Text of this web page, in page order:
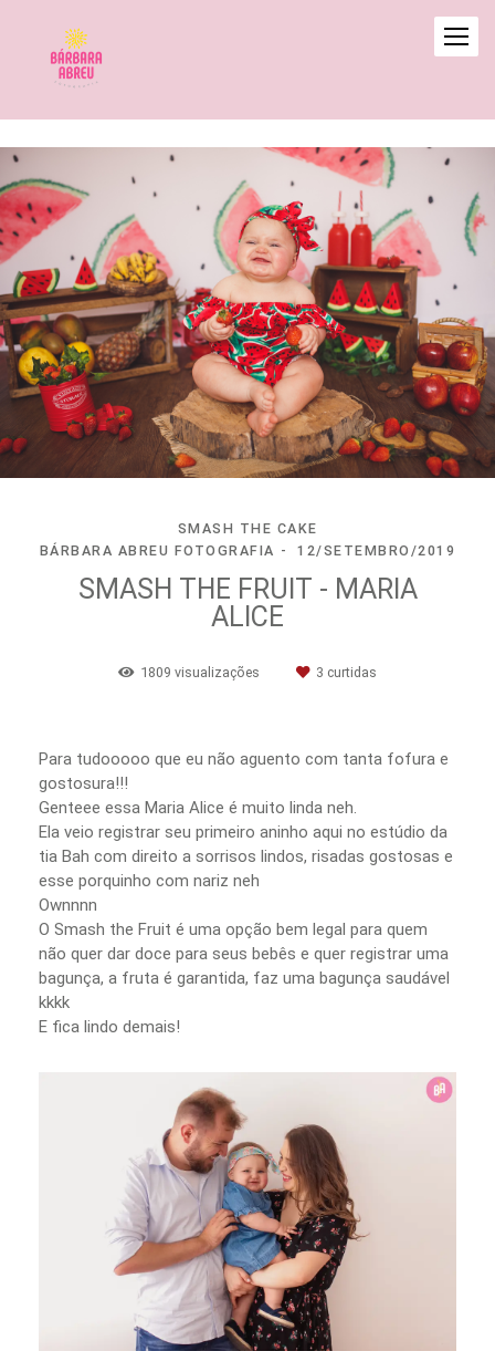
SMASH THE CAKE
BÁRBARA ABREU FOTOGRAFIA
12/SETEMBRO/2019
SMASH THE FRUIT - MARIA
ALICE
1809 visualizações 3 curtidas
Para tudooooo que eu não aguento com tanta fofura e
gostosura!!!
Genteee essa Maria Alice é muito linda neh.
Ela veio registrar seu primeiro aninho aqui no estúdio da
tia Bah com direito a sorrisos lindos, risadas gostosas e
esse porquinho com nariz neh
Ownnnn
O Smash the Fruit é uma opção bem legal para quem
não quer dar doce para seus bebês e quer registrar uma
bagunça, a fruta é garantida, faz uma bagunça saudável
kkkk
E fica lindo demais!